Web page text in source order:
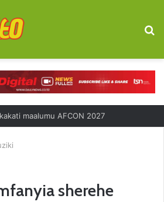
maalumu AFCON 2027
sherehe